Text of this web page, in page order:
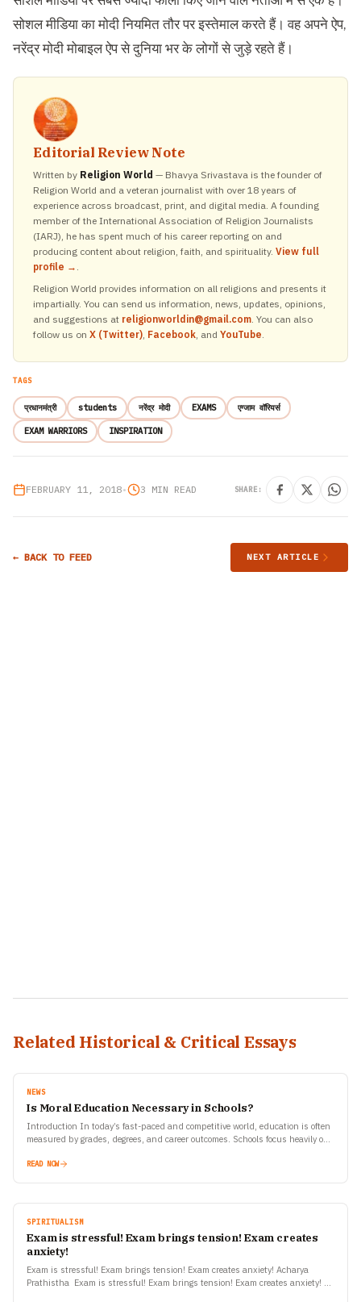
सोशल मीडिया का मोदी नियमित तौर पर इस्तेमाल करते हैं। वह अपने ऐप,
नरेंद्र मोदी मोबाइल ऐप से दुनिया भर के लोगों से जुड़े रहते हैं।
Editorial Review Note
Written by Religion World — Bhavya Srivastava is the founder of
Religion World and a veteran journalist with over 18 years of
experience across broadcast, print, and digital media. A founding
member of the International Association of Religion Journalists
(IARJ), he has spent much of his career reporting on and
producing content about religion, faith, and spirituality. View full
profile → .
Religion World provides information on all religions and presents it
impartially. You can send us information, news, updates, opinions,
and suggestions at religionworldin@gmail.com. You can also
follow us on X (Twitter), Facebook, and YouTube.
TAGS
प्रधानमंत्री students नरेंद्र मोदी EXAMS एग्जाम वॉरियर्स
EXAM WARRIORS INSPIRATION
FEBRUARY 11, 2018• 3 MIN READ SHARE:
← BACK TO FEED NEXT ARTICLE
Related Historical & Critical Essays
NEWS
Is Moral Education Necessary in Schools?
Introduction In today’s fast-paced and competitive world, education is often
measured by grades, degrees, and career outcomes. Schools focus heavily on
READ NOW
SPIRITUALISM
Exam is stressful! Exam brings tension! Exam creates
anxiety!
Exam is stressful! Exam brings tension! Exam creates anxiety! Acharya
Prathistha Exam is stressful! Exam brings tension! Exam creates anxiety! –